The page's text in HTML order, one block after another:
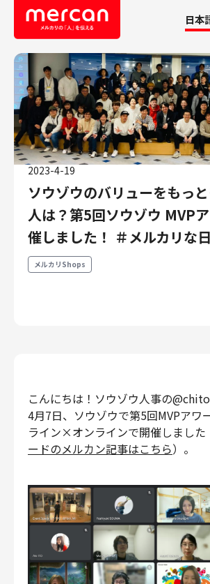
日本
カテゴリーから探す
会社・事業
鹿島アントラーズ
Ads
メルカリ
メルペイ
メルコイン
メルカリShops
メルカリR4Dラボ
セキュリティエンジニアリング
プロダクト・ビジネス
経営・事業企画
事業開発
営業
マーケティング・PR
プロダクトマネジメント
データアナリティクス
プロダクトデザイン
2023-4-19
ソウゾウのバリューをもっ
人は？第5回ソウゾウ MVP
催しました！ ＃メルカリな
メルカリShops
こんにちは！ソウゾウ人事の
4月7日、ソウゾウで第5回MVPアワ
ライン×オンラインで開催しました
ードのメルカン記事はこちら）。